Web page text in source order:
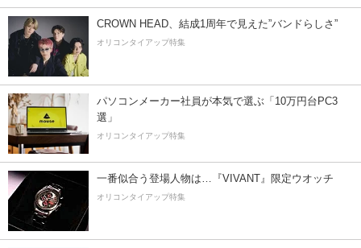
CROWN HEAD、結成1周年で見えた”バンドらしさ”
オリコンタイアップ特集
パソコンメーカー社員が本気で選ぶ「10万円台PC3
選」
オリコンタイアップ特集
一番似合う登場人物は…『VIVANT』限定ウオッチ
オリコンタイアップ特集